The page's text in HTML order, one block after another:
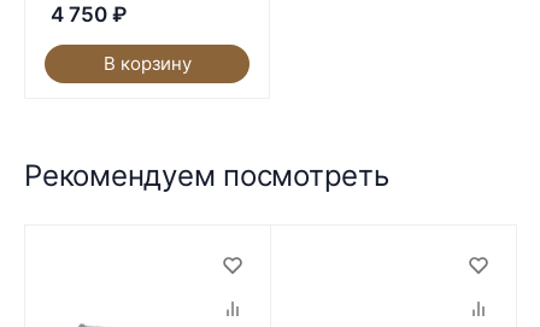
4 750 ₽
В корзину
Рекомендуем посмотреть